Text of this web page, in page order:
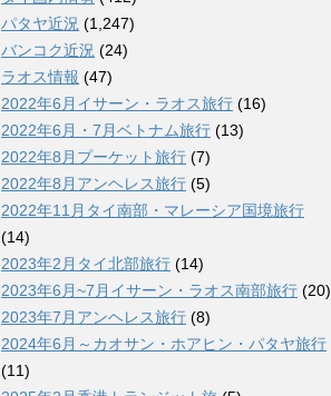
パタヤ近況 (1,247)
バンコク近況 (24)
ラオス情報 (47)
2022年6月イサーン・ラオス旅行 (16)
2022年6月・7月ベトナム旅行 (13)
2022年8月プーケット旅行 (7)
2022年8月アンヘレス旅行 (5)
2022年11月タイ南部・マレーシア国境旅行
(14)
2023年2月タイ北部旅行 (14)
2023年6月~7月イサーン・ラオス南部旅行 (20)
2023年7月アンヘレス旅行 (8)
2024年6月～カオサン・ホアヒン・パタヤ旅行
(11)